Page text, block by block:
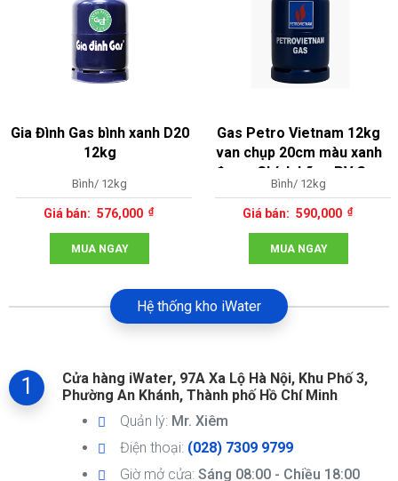
Gia Đình Gas bình xanh D20
12kg
Bình/ 12kg
576,000
MUA NGAY
Gas Petro Vietnam 12kg
van chụp 20cm màu xanh
đen – Chính hãng PV Gas
Bình/ 12kg
590,000
MUA NGAY
Hệ thống kho iWater
1
Cửa hàng iWater, 97A Xa Lộ Hà Nội, Khu Phố 3,
Phường An Khánh, Thành phố Hồ Chí Minh
Quản lý: Mr. Xiêm
Điện thoại: (028) 7309 9799
Giờ mở cửa: Sáng 08:00 - Chiều 18:00